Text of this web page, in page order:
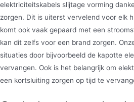
elektriciteitskabels slijtage vorming
zorgen. Dit is uiterst vervelend voor elk
komt ook vaak gepaard met een
kan dit zelfs voor een brand zorgen.
situaties door bijvoorbeeld de kapotte
vervangen. Ook is het belangrijk om
een kortsluiting zorgen op tijd te